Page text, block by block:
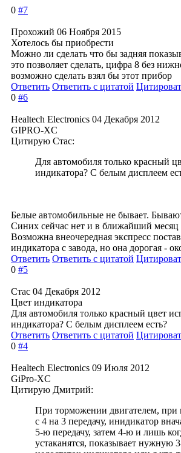
0 #7
Прохожий 06 Ноября 2015
Хотелось бы приобрести
Можно ли сделать что бы задняя
это позволяет сделать, цифра 8 без
возможно сделать взял бы этот прибор
Ответить Ответить с цитатой
0 #6
Healtech Electronics 04 Декабря 2012
GIPRO-XC
Цитирую Стас:
Для автомобиля только красный
индикатора? С белым дисплеем
Белые автомобильные не бывает.
Синих сейчас нет и в ближайший месяц
Возможна внеочередная экспресс
индикатора с завода, но она дорогая -
Ответить Ответить с цитатой
0 #5
Стас 04 Декабря 2012
Цвет индикатора
Для автомобиля только красный цвет
индикатора? С белым дисплеем есть?
Ответить Ответить с цитатой
0 #4
Healtech Electronics 09 Июля 2012
GiPro-XC
Цитирую Дмитрий:
При торможении двигателем, при
с 4 на 3 передачу, инидикатор
5-ю передачу, затем 4-ю и лишь
устаканятся, показывает нужную